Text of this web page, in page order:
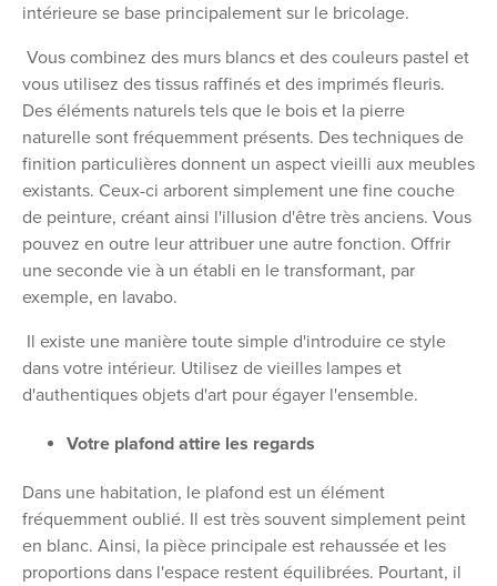
intérieure se base principalement sur le bricolage.
Vous combinez des murs blancs et des couleurs pastel et
vous utilisez des tissus raffinés et des imprimés fleuris.
Des éléments naturels tels que le bois et la pierre
naturelle sont fréquemment présents. Des techniques de
finition particulières donnent un aspect vieilli aux meubles
existants. Ceux-ci arborent simplement une fine couche
de peinture, créant ainsi l'illusion d'être très anciens. Vous
pouvez en outre leur attribuer une autre fonction. Offrir
une seconde vie à un établi en le transformant, par
exemple, en lavabo.
Il existe une manière toute simple d'introduire ce style
dans votre intérieur. Utilisez de vieilles lampes et
d'authentiques objets d'art pour égayer l'ensemble.
Votre plafond attire les regards
Dans une habitation, le plafond est un élément
fréquemment oublié. Il est très souvent simplement peint
en blanc. Ainsi, la pièce principale est rehaussée et les
proportions dans l'espace restent équilibrées. Pourtant, il